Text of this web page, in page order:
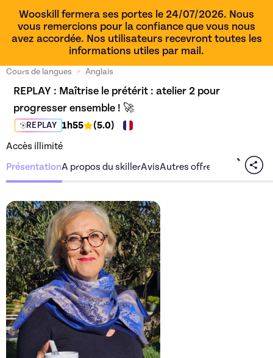
Wooskill fermera ses portes le 24/07/2026. Nous
vous remercions pour la confiance que vous nous
avez accordée. Nos utilisateurs recevront toutes les
informations utiles par mail.
Cours de langues > Anglais
REPLAY : Maîtrise le prétérit : atelier 2 pour
progresser ensemble ! 🚀
REPLAY 1h55 (5.0)
Accès illimité
PrésentationA propos du skillerAvisAutres offres du skiller